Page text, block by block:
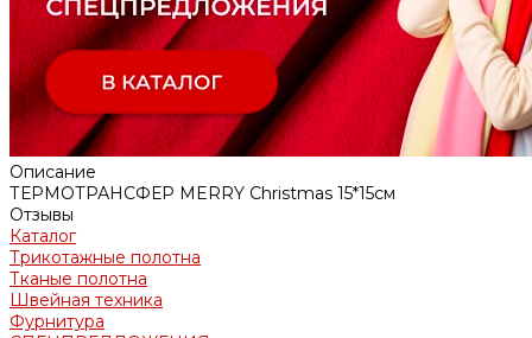
Описание
ТЕРМОТРАНСФЕР MERRY Christmas 15*15см
Отзывы
Каталог
Трикотажные полотна
Тканые полотна
Швейная техника
Фурнитура